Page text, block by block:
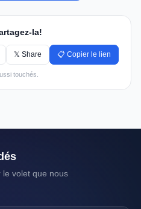
la!
𝕏 Share 📋 Copier le lien
touchés.
le volet que nous